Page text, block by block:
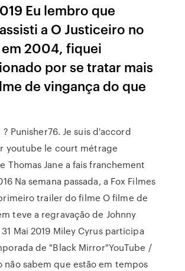
Eu lembro que
a O Justiceiro no
2004, fiquei
por se tratar mais
de vingança do que
Punisher76. Je suis d'accord
youtube le court métrage
Thomas Jane a fais franchement
Na semana passada, a Fox Filmes
trailer do filme O filme de
teve a regravação de Johnny
Mai 2019 Miley Cyrus participa
de "Black Mirror"YouTube /
não sabem que estão em tempos